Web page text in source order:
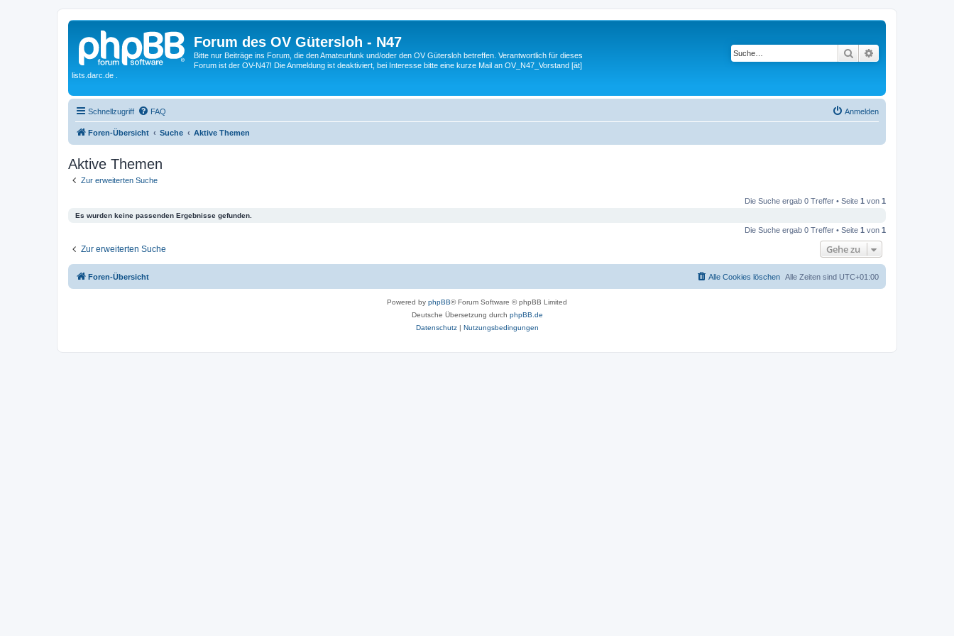
Forum des OV Gütersloh - N47
Bitte nur Beiträge ins Forum, die den Amateurfunk und/oder den OV Gütersloh betreffen. Verantwortlich für dieses
Forum ist der OV-N47! Die Anmeldung ist deaktiviert, bei Interesse bitte eine kurze Mail an OV_N47_Vorstand [ät]
lists.darc.de .
Suche
Schnellzugriff FAQ Anmelden
Foren-Übersicht Suche Aktive Themen
Aktive Themen
Zur erweiterten Suche
Die Suche ergab 0 Treffer • Seite 1 von 1
Es wurden keine passenden Ergebnisse gefunden.
Die Suche ergab 0 Treffer • Seite 1 von 1
Zur erweiterten Suche Gehe zu
Foren-Übersicht Alle Zeiten sind UTC+01:00
Alle Cookies löschen
Powered by phpBB® Forum Software © phpBB Limited
Deutsche Übersetzung durch phpBB.de
Datenschutz| Nutzungsbedingungen